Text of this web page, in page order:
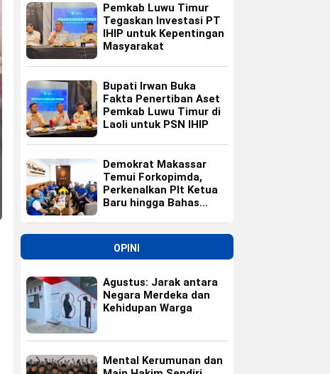
Pemkab Luwu Timur
Tegaskan Investasi PT
IHIP untuk Kepentingan
Masyarakat
Bupati Irwan Buka
Fakta Penertiban Aset
Pemkab Luwu Timur di
Laoli untuk PSN IHIP
Demokrat Makassar
Temui Forkopimda,
Perkenalkan Plt Ketua
Baru hingga Bahas
OPINI
Agustus: Jarak antara
Negara Merdeka dan
Kehidupan Warga
Mental Kerumunan dan